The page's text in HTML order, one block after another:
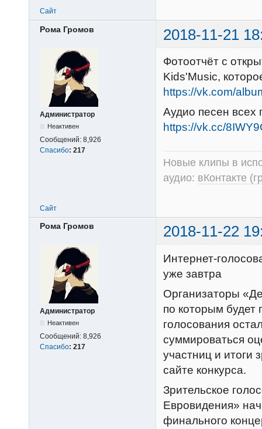
Сайт
Рома Громов 2018-11-21
Администратор
Неактивен
Сообщений: 8,926
Спасибо: 217
Фотоотчёт с
Kids'Music,
https://vk.com/
Аудио песен всех
https://vk.cc/
Новые клипы в
аудио: вКонтакте
Сайт
Рома Громов 2018-11-22
Администратор
Неактивен
Сообщений: 8,926
Спасибо: 217
Интернет-
уже завтра
Организаторы
по которым будет
голосования
суммироваться
участниц и итоги
сайте конкурса.
Зрительское
Евровидения»
финального